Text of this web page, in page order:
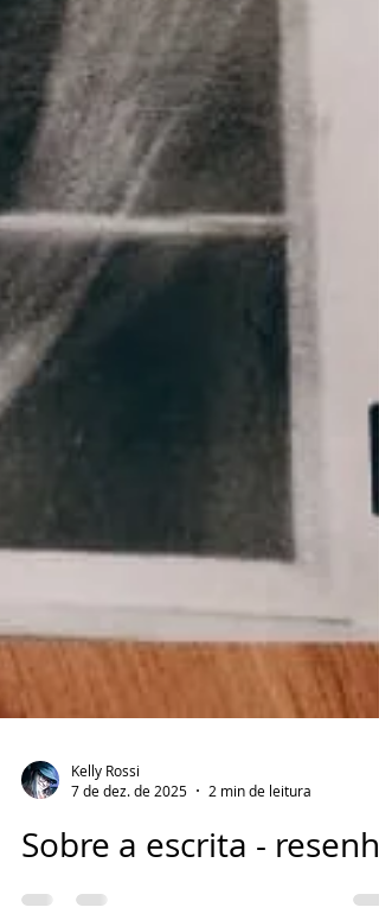
7 de dez. de 2025
2 min de leitura
Sobre a escrita - resenha